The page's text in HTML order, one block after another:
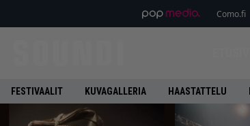
Como.fi
FESTIVAALIT KUVAGALLERIA HAASTATTELU